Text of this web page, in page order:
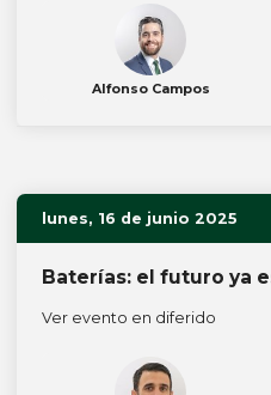
Alfonso Campos
lunes, 16 de junio 2025
Baterías: el futuro ya
Ver evento en diferido